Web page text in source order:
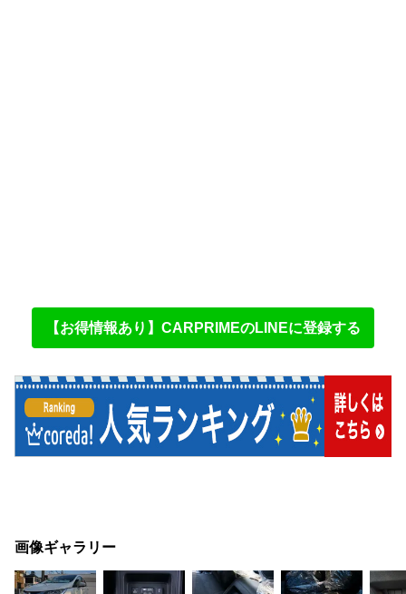
【お得情報あり】CARPRIMEのLINEに登録する
画像ギャラリー